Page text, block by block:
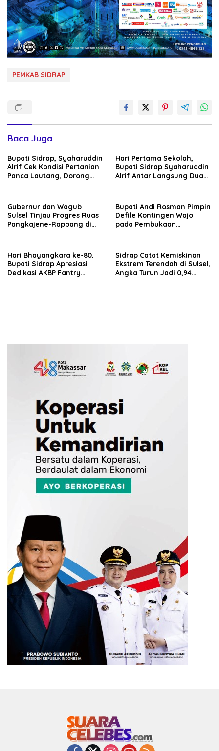
PEMKAB SIDRAP
Baca Juga
Bupati Sidrap, Syaharuddin
Alrif Cek Kondisi Pertanian
Panca Lautang, Dorong
Hari Pertama Sekolah,
Bupati Sidrap Syaharuddin
Alrif Antar Langsung Dua
Gubernur dan Wagub
Sulsel Tinjau Progres Ruas
Pangkajene-Rappang di
Ekonomi Warga
Bupati Andi Rosman Pimpin
Defile Kontingen Wajo
pada Pembukaan
Hari Bhayangkara ke-80,
Bupati Sidrap Apresiasi
Dedikasi AKBP Fantry
Sidrap Catat Kemiskinan
Ekstrem Terendah di Sulsel,
Angka Turun Jadi 0,94